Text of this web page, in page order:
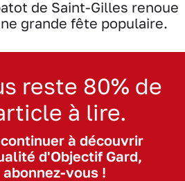
de Saint-Gilles renoue
grande fête populaire.
reste 80% de
à lire.
à découvrir
d'Objectif Gard,
abonnez-vous !